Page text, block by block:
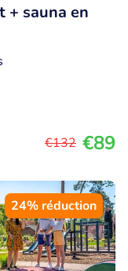
+ sauna en
€132 €89
24% réduction